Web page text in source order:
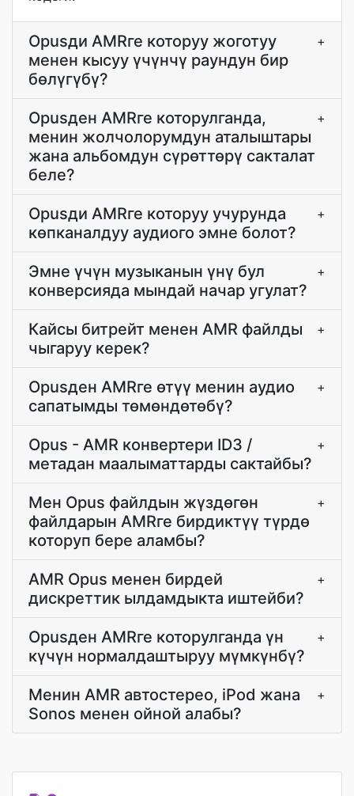
Opusди AMRге которуу жоготуу
менен кысуу үчүнчү раундун бир
бөлүгүбү?
+
Opusден AMRге которулганда,
менин жолчолорумдун аталыштары
жана альбомдун сүрөттөрү сакталат
беле?
+
Opusди AMRге которуу учурунда
көпканалдуу аудиого эмне болот?
+
Эмне үчүн музыканын үнү бул
конверсияда мындай начар угулат?
+
Кайсы битрейт менен AMR файлды
чыгаруу керек?
+
Opusден AMRге өтүү менин аудио
сапатымды төмөндөтөбү?
+
Opus - AMR конвертери ID3 /
метадан маалыматтарды сактайбы?
+
Мен Opus файлдын жүздөгөн
файлдарын AMRге бирдиктүү түрдө
которуп бере аламбы?
+
AMR Opus менен бирдей
дискреттик ылдамдыкта иштейби?
+
Opusден AMRге которулганда үн
күчүн нормалдаштыруу мүмкүнбү?
+
Менин AMR автостерео, iPod жана
Sonos менен ойной алабы?
+